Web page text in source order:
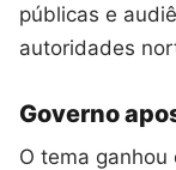
públicas e
autoridades
Governo
O tema